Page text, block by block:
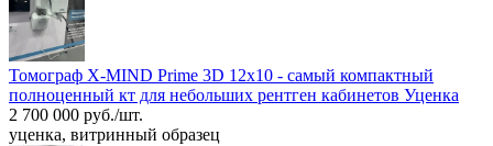
Томограф X-MIND Prime 3D 12x10 - самый компактный
полноценный кт для небольших рентген кабинетов Уценка
2 700 000 руб./шт.
уценка, витринный образец